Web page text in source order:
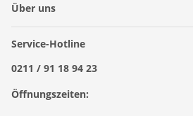
Über uns
Service-Hotline
0211 / 91 18 94 23
Öffnungszeiten: